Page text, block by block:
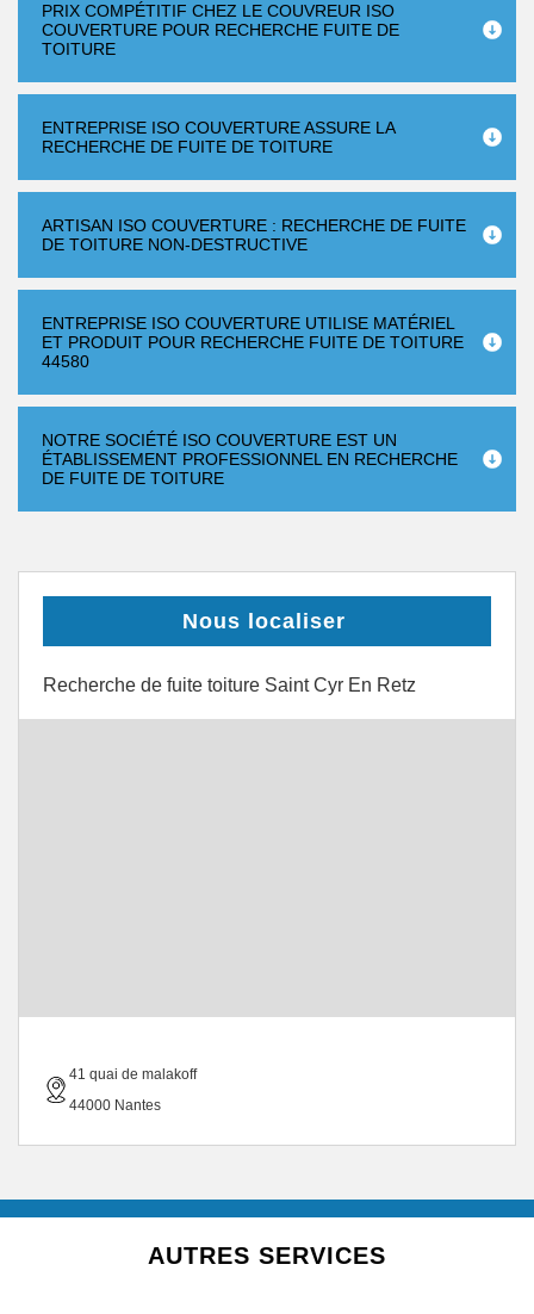
PRIX COMPÉTITIF CHEZ LE COUVREUR ISO
COUVERTURE POUR RECHERCHE FUITE DE
TOITURE
ENTREPRISE ISO COUVERTURE ASSURE LA
RECHERCHE DE FUITE DE TOITURE
ARTISAN ISO COUVERTURE : RECHERCHE DE FUITE
DE TOITURE NON-DESTRUCTIVE
ENTREPRISE ISO COUVERTURE UTILISE MATÉRIEL
ET PRODUIT POUR RECHERCHE FUITE DE TOITURE
44580
NOTRE SOCIÉTÉ ISO COUVERTURE EST UN
ÉTABLISSEMENT PROFESSIONNEL EN RECHERCHE
DE FUITE DE TOITURE
Nous localiser
Recherche de fuite toiture Saint Cyr En Retz
41 quai de malakoff
44000 Nantes
AUTRES SERVICES